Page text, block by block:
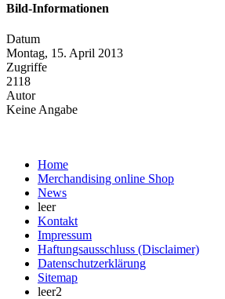
Bild-Informationen
Datum
Montag, 15. April 2013
Zugriffe
2118
Autor
Keine Angabe
Home
Merchandising online Shop
News
leer
Kontakt
Impressum
Haftungsausschluss (Disclaimer)
Datenschutzerklärung
Sitemap
leer2